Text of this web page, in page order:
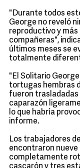
"Durante todos
George no reveló
reproductivo y más
compañeras",
últimos meses se
totalmente
"El Solitario
tortugas hembras
fueron trasladadas
caparazón
lo que habría
informe.
Los trabajadores
encontraron nueve
completamente